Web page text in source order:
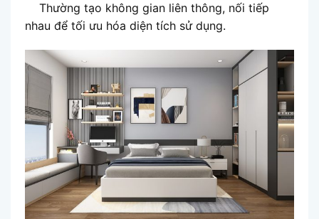
Thường tạo không gian liên thông, nối tiếp
nhau để tối ưu hóa diện tích sử dụng.